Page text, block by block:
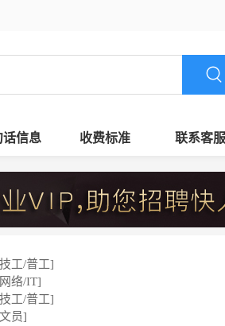
话信息 收费标准 联系客服
工/普工]
络/IT]
工/普工]
员]